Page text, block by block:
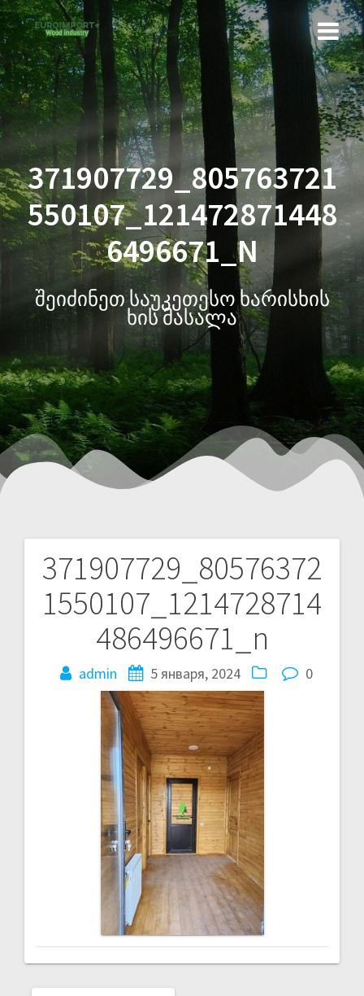
371907729_805763721
550107_121472871448
6496671_N
შეიძინეთ საუკეთესო ხარისხის
ხის მასალა
371907729_80576372
1550107_1214728714
486496671_n
admin 5 января, 2024 0